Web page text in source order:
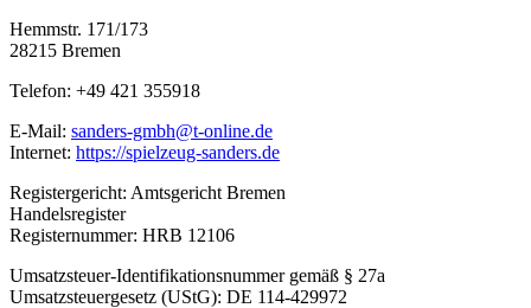
Hemmstr. 171/173
28215 Bremen
Telefon: +49 421 355918
E-Mail: sanders-gmbh@t-online.de
Internet: https://spielzeug-sanders.de
Registergericht: Amtsgericht Bremen
Handelsregister
Registernummer: HRB 12106
Umsatzsteuer-Identifikationsnummer gemäß § 27a
Umsatzsteuergesetz (UStG): DE 114-429972